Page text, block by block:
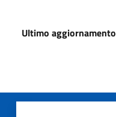
Ultimo aggiornamento